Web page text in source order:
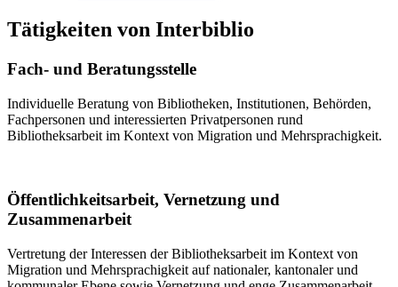
Tätigkeiten von Interbiblio
Fach- und Beratungsstelle
Individuelle Beratung von Bibliotheken, Institutionen, Behörden,
Fachpersonen und interessierten Privatpersonen rund
Bibliotheksarbeit im Kontext von Migration und Mehrsprachigkeit.
Öffentlichkeitsarbeit, Vernetzung und
Zusammenarbeit
Vertretung der Interessen der Bibliotheksarbeit im Kontext von
Migration und Mehrsprachigkeit auf nationaler, kantonaler und